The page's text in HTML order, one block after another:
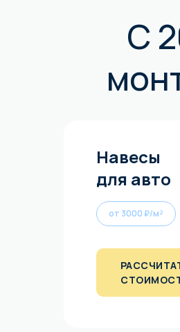
от 3000 ₽/м²
Навесы
для авто
C